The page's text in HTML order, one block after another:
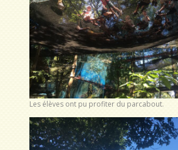
Les élèves ont pu profiter du parcabout.